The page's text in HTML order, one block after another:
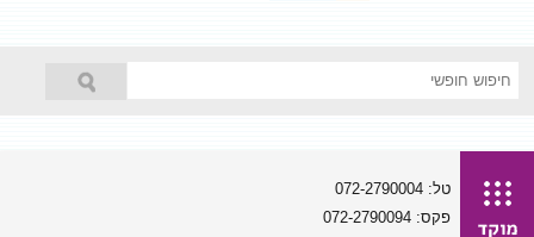
טל: 072-2790004
פקס: 072-2790094